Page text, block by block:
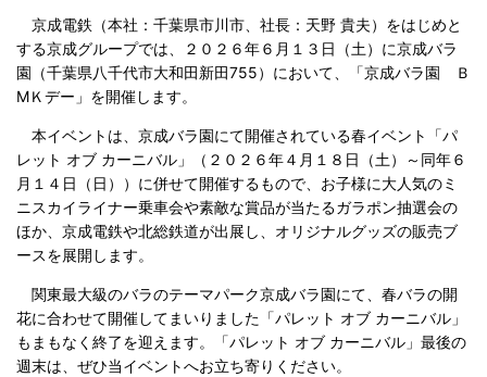
京成電鉄（本社：千葉県市川市、社長：天野 貴夫）をはじめと
する京成グループでは、２０２６年６月１３日（土）に京成バラ
園（千葉県八千代市大和田新田755）において、「京成バラ園 Ｂ
МＫデー」を開催します。
本イベントは、京成バラ園にて開催されている春イベント「パ
レット オブ カーニバル」（２０２６年４月１８日（土）～同年６
月１４日（日））に併せて開催するもので、お子様に大人気のミ
ニスカイライナー乗車会や素敵な賞品が当たるガラポン抽選会の
ほか、京成電鉄や北総鉄道が出展し、オリジナルグッズの販売ブ
ースを展開します。
関東最大級のバラのテーマパーク京成バラ園にて、春バラの開
花に合わせて開催してまいりました「パレット オブ カーニバル」
もまもなく終了を迎えます。「パレット オブ カーニバル」最後の
週末は、ぜひ当イベントへお立ち寄りください。